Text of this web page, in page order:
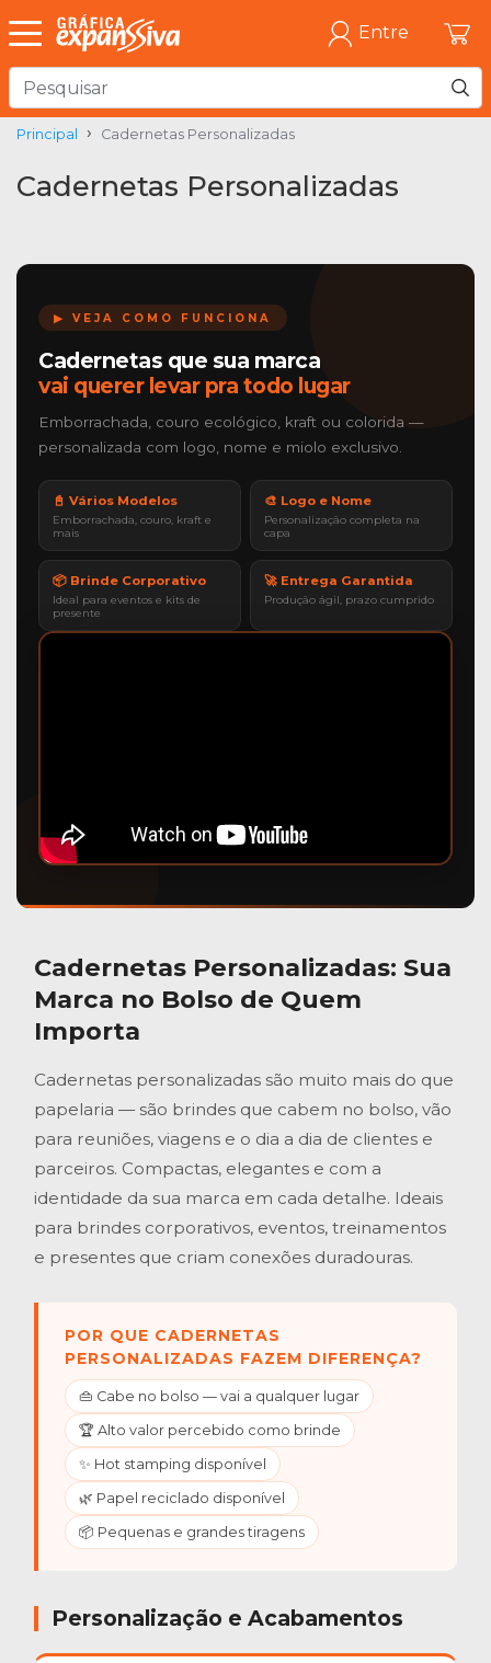
Entre
Principal Cadernetas Personalizadas
Cadernetas Personalizadas
▶ VEJA COMO FUNCIONA
Cadernetas que sua marca
vai querer levar pra todo lugar
Emborrachada, couro ecológico, kraft ou colorida —
personalizada com logo, nome e miolo exclusivo.
📓 Vários Modelos
Emborrachada, couro, kraft e
mais
🎨 Logo e Nome
Personalização completa na
capa
📦 Brinde Corporativo
Ideal para eventos e kits de
presente
🚀 Entrega Garantida
Produção ágil, prazo cumprido
Cadernetas Personalizadas: Sua
Marca no Bolso de Quem
Importa
Cadernetas personalizadas são muito mais do que
papelaria — são brindes que cabem no bolso, vão
para reuniões, viagens e o dia a dia de clientes e
parceiros. Compactas, elegantes e com a
identidade da sua marca em cada detalhe. Ideais
para brindes corporativos, eventos, treinamentos
e presentes que criam conexões duradouras.
POR QUE CADERNETAS
PERSONALIZADAS FAZEM DIFERENÇA?
👜 Cabe no bolso — vai a qualquer lugar
🏆 Alto valor percebido como brinde
✨ Hot stamping disponível
🌿 Papel reciclado disponível
📦 Pequenas e grandes tiragens
Personalização e Acabamentos